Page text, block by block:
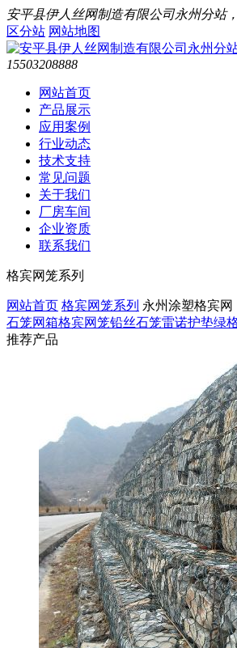
安平县伊人丝网制造有限公司永州分站
区分站 网站地图
15503208888
网站首页
产品展示
应用案例
行业动态
技术支持
常见问题
关于我们
厂房车间
企业资质
联系我们
格宾网笼系列
网站首页 格宾网笼系列 永州涂塑格宾网
石笼网箱格宾网笼铅丝石笼雷诺护垫绿
推荐产品